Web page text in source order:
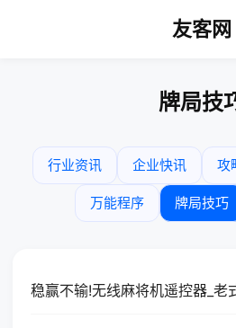
友客网
牌局技
行业资讯 企业快讯 攻
万能程序 牌局技巧
稳赢不输!无线麻将机遥控器_老